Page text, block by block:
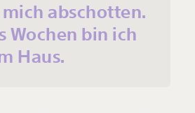
abschotten.
Wochen bin ich
Haus.